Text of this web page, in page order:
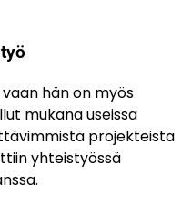
vaan hän on myös
mukana useissa
projekteista
yhteistyössä